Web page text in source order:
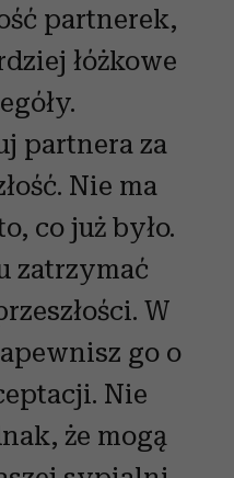
partnerek,
łóżkowe
partnera za
Nie ma
co już było.
zatrzymać
W
go o
Nie
że mogą